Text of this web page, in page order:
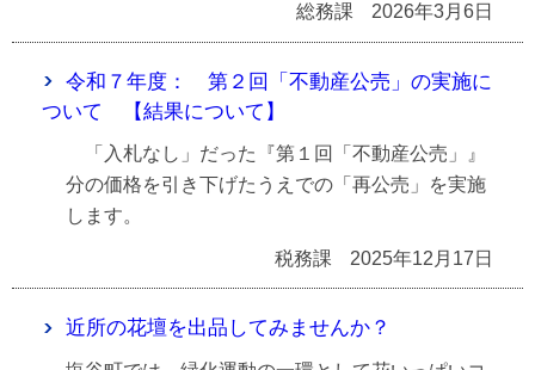
総務課 2026年3月6日
令和７年度： 第２回「不動産公売」の実施に
ついて 【結果について】
「入札なし」だった『第１回「不動産公売」』
分の価格を引き下げたうえでの「再公売」を実施
します。
税務課 2025年12月17日
近所の花壇を出品してみませんか？